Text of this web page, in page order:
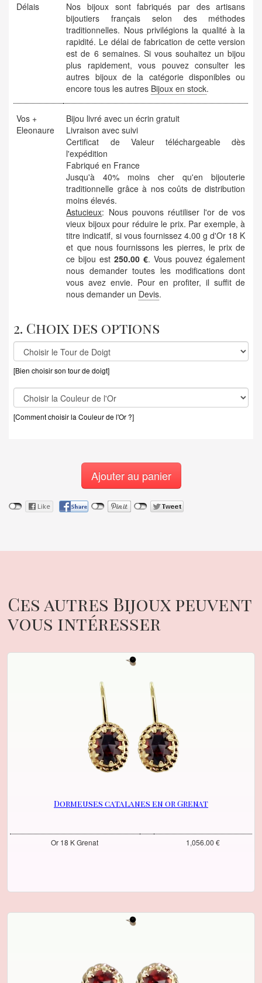
Délais
Nos bijoux sont fabriqués par des artisans
bijoutiers français selon des méthodes
traditionnelles. Nous privilégions la qualité à la
rapidité. Le délai de fabrication de cette version
est de 6 semaines. Si vous souhaitez un bijou
plus rapidement, vous pouvez consulter les
autres bijoux de la catégorie disponibles ou
encore tous les autres Bijoux en stock.
Vos +
Eleonaure
Bijou livré avec un écrin gratuit
Livraison avec suivi
Certificat de Valeur téléchargeable dès
l'expédition
Fabriqué en France
Jusqu'à 40% moins cher qu'en bijouterie
traditionnelle grâce à nos coûts de distribution
moins élevés.
Astucieux: Nous pouvons réutiliser l'or de vos
vieux bijoux pour réduire le prix. Par exemple, à
titre indicatif, si vous fournissez 4.00 g d'Or 18 K
et que nous fournissons les pierres, le prix de
ce bijou est250.00 €. Vous pouvez également
nous demander toutes les modifications dont
vous avez envie. Pour en profiter, il suffit de
nous demander un Devis.
2. Choix des options
[Bien choisir son tour de doigt]
[Comment choisir la Couleur de l'Or ?]
Ajouter au panier
Ces autres Bijoux peuvent
vous intéresser
Dormeuses catalanes en or Grenat
Or 18 K Grenat 1,056.00 €